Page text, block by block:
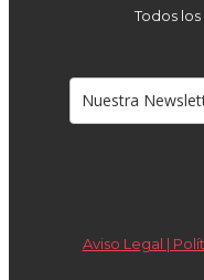
Todos
Aviso Legal |